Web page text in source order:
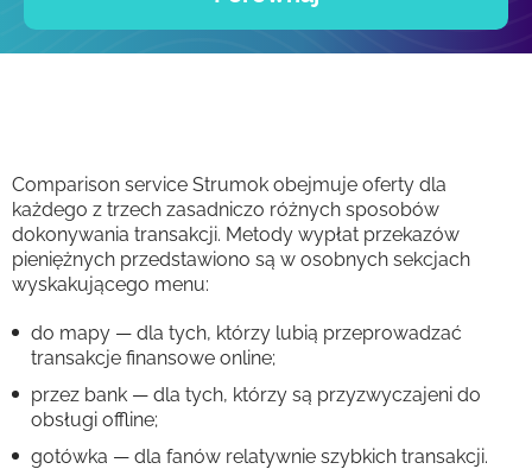
Comparison service Strumok obejmuje oferty dla
każdego z trzech zasadniczo różnych sposobów
dokonywania transakcji. Metody wypłat przekazów
pieniężnych przedstawiono są w osobnych sekcjach
wyskakującego menu:
do mapy — dla tych, którzy lubią przeprowadzać
transakcje finansowe online;
przez bank — dla tych, którzy są przyzwyczajeni do
obsługi offline;
gotówka — dla fanów relatywnie szybkich transakcji.